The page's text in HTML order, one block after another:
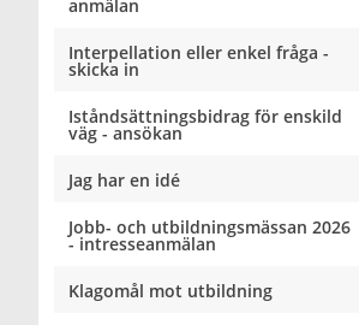
anmälan
Interpellation eller enkel fråga -
skicka in
Iståndsättningsbidrag för enskild
väg - ansökan
Jag har en idé
Jobb- och utbildningsmässan 2026
- intresseanmälan
Klagomål mot utbildning